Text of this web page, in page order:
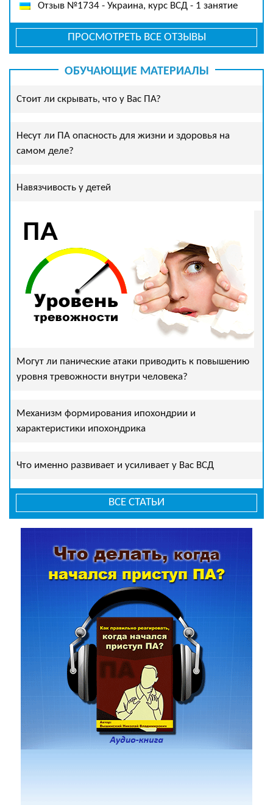
Отзыв №1734 - Украина, курс ВСД - 1 занятие
ПРОСМОТРЕТЬ ВСЕ ОТЗЫВЫ
ОБУЧАЮЩИЕ МАТЕРИАЛЫ
Стоит ли скрывать, что у Вас ПА?
Несут ли ПА опасность для жизни и здоровья на
самом деле?
Навязчивость у детей
Могут ли панические атаки приводить к повышению
уровня тревожности внутри человека?
Механизм формирования ипохондрии и
характеристики ипохондрика
Что именно развивает и усиливает у Вас ВСД
ВСЕ СТАТЬИ